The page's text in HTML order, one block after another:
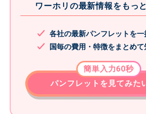
ワーホリの最新情報をもっ
各社の最新パンフレットを
国毎の費用・特徴をまとめて
パンフレットを見てみた
簡単入力60秒